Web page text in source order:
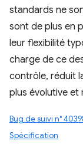
standards ne
sont de plus en
leur flexibilité
charge de ce
contrôle, réduit
plus évolutive et
Bug de suivi n°
Spécification